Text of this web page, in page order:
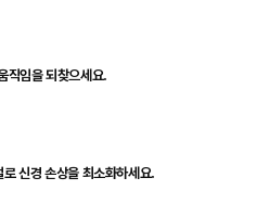
직임을 되찾으세요.
신경 손상을 최소화하세요.